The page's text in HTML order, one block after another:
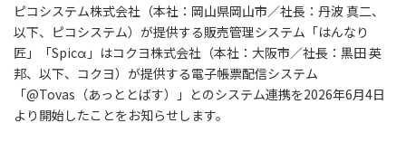
ピコシステム株式会社（本社：岡山県岡山市／社長：丹波 真二、
以下、ピコシステム）が提供する販売管理システム「はんなり
匠」「Spicα」はコクヨ株式会社（本社：大阪市／社長：黒田 英
邦、以下、コクヨ）が提供する電子帳票配信システム
「@Tovas（あっととばす）」とのシステム連携を2026年6月4日
より開始したことをお知らせします。